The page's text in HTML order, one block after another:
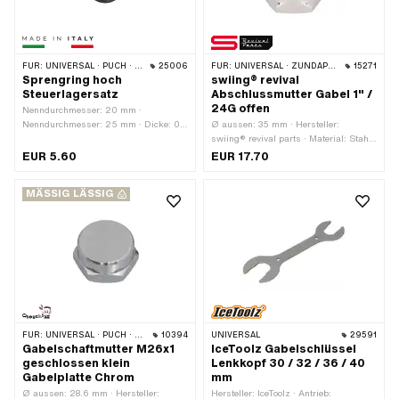
FÜR: UNIVERSAL · PUCH · SACHS · PONY / CILO (BETA 521 & 512) · PIAGGIO · ZÜNDAPP BELMONDO · TOMOS 25006
Sprengring hoch
Steuerlagersatz
Nenndurchmesser: 20 mm ·
Nenndurchmesser: 25 mm · Dicke: 0.3
in Italy · Material: Stahl · Oberfläche:
EUR 5.60
FÜR: UNIVERSAL · ZÜNDAPP BELMONDO 15271
swiing® revival
Abschlussmutter Gabel 1" /
24G offen
Ø aussen: 35 mm · Hersteller:
swiing® revival parts · Material: Stahl
· Oberfläche: verchromt · Antrieb:
Nenndurchmesser (Gewinde): 25.4
EUR 17.70
MÄSSIG LÄSSIG
FÜR: UNIVERSAL · PUCH · SACHS · TOMOS 10394
Gabelschaftmutter M26x1
geschlossen klein
Gabelplatte Chrom
Ø aussen: 28.6 mm · Hersteller:
UNIVERSAL 29591
IceToolz Gabelschlüssel
Lenkkopf 30 / 32 / 36 / 40
mm
Hersteller: IceToolz · Antrieb: